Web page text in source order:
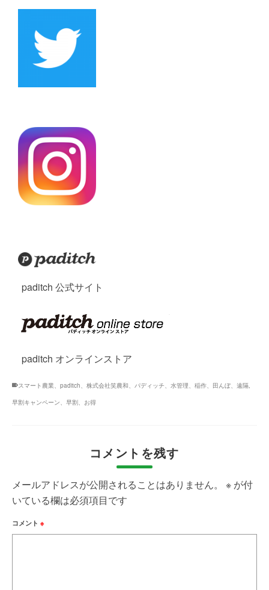
paditch 公式サイト
paditch オンラインストア
スマート農業、paditch、株式会社笑農和、パディッチ、水管理、稲作、田んぼ、遠隔,
早割キャンペーン、早割、お得
コメントを残す
メールアドレスが公開されることはありません。 ※ が付
いている欄は必須項目です
コメント ※